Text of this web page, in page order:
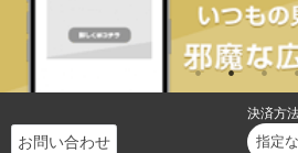
お問い合わせ
決済方